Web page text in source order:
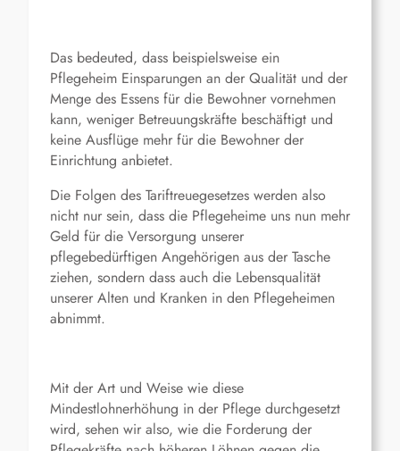
Das bedeuted, dass beispielsweise ein
Pflegeheim Einsparungen an der Qualität und der
Menge des Essens für die Bewohner vornehmen
kann, weniger Betreuungskräfte beschäftigt und
keine Ausflüge mehr für die Bewohner der
Einrichtung anbietet.
Die Folgen des Tariftreuegesetzes werden also
nicht nur sein, dass die Pflegeheime uns nun mehr
Geld für die Versorgung unserer
pflegebedürftigen Angehörigen aus der Tasche
ziehen, sondern dass auch die Lebensqualität
unserer Alten und Kranken in den Pflegeheimen
abnimmt.
Mit der Art und Weise wie diese
Mindestlohnerhöhung in der Pflege durchgesetzt
wird, sehen wir also, wie die Forderung der